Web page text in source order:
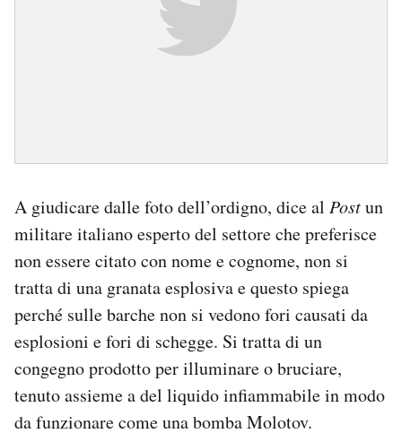
A giudicare dalle foto dell’ordigno, dice al Postun
militare italiano esperto del settore che preferisce
non essere citato con nome e cognome, non si
tratta di una granata esplosiva e questo spiega
perché sulle barche non si vedono fori causati da
esplosioni e fori di schegge. Si tratta di un
congegno prodotto per illuminare o bruciare,
tenuto assieme a del liquido infiammabile in modo
da funzionare come una bomba Molotov.